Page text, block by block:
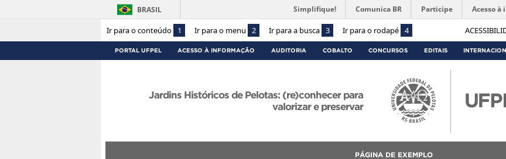
Ir para o conteúdo 1 Ir para o menu 2 Ir para a busca 3 Ir para o rodapé 4
BRASIL Simplifique! Comunica BR Participe Acesso à
PORTAL UFPEL ACESSO À INFORMAÇÃO AUDITORIA COBALTO CONCURSOS EDITAIS
Jardins Históricos de Pelotas: (re)conhecer para
valorizar e preservar
PÁGINA DE EXEMPLO